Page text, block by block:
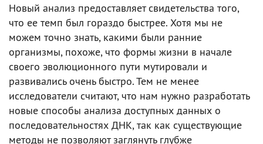
Новый анализ предоставляет свидетельства того,
что ее темп был гораздо быстрее. Хотя мы не
можем точно знать, какими были ранние
организмы, похоже, что формы жизни в начале
своего эволюционного пути мутировали и
развивались очень быстро. Тем не менее
исследователи считают, что нам нужно разработать
новые способы анализа доступных данных о
последовательностях ДНК, так как существующие
методы не позволяют заглянуть глубже